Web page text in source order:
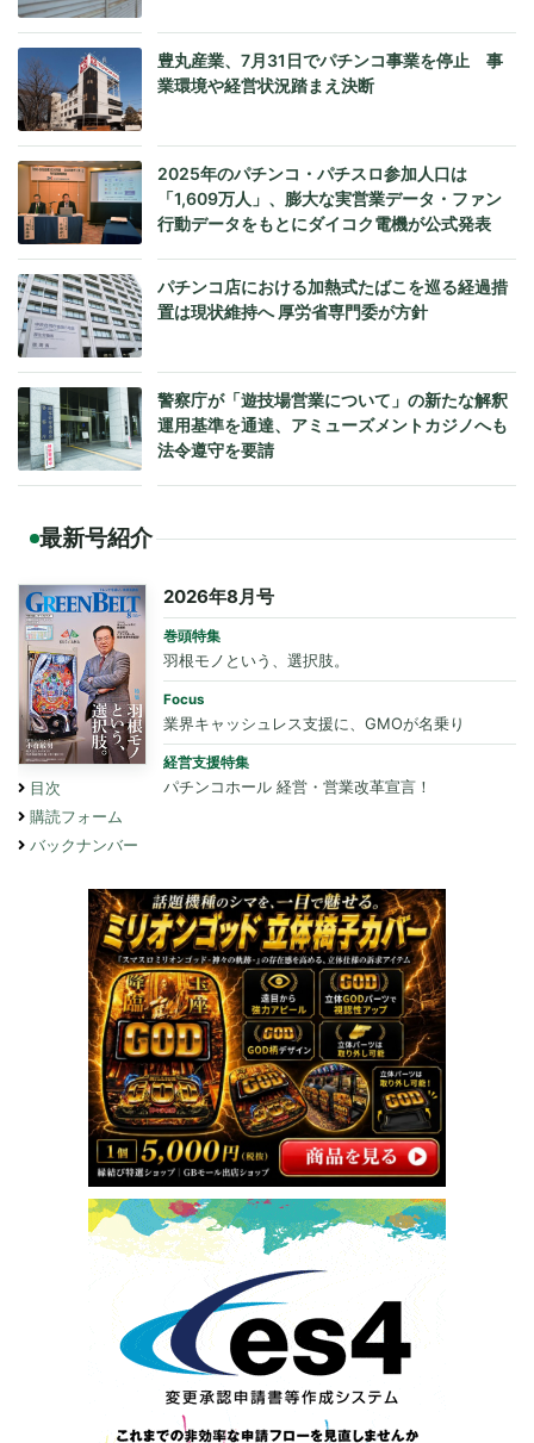
豊丸産業、7月31日でパチンコ事業を停止 事
業環境や経営状況踏まえ決断
2025年のパチンコ・パチスロ参加人口は
「1,609万人」、膨大な実営業データ・ファン
行動データをもとにダイコク電機が公式発表
パチンコ店における加熱式たばこを巡る経過措
置は現状維持へ 厚労省専門委が方針
警察庁が「遊技場営業について」の新たな解釈
運用基準を通達、アミューズメントカジノへも
法令遵守を要請
最新号紹介
目次
購読フォーム
バックナンバー
2026年8月号
巻頭特集
羽根モノという、選択肢。
Focus
業界キャッシュレス支援に、GMOが名乗り
経営支援特集
パチンコホール 経営・営業改革宣言！